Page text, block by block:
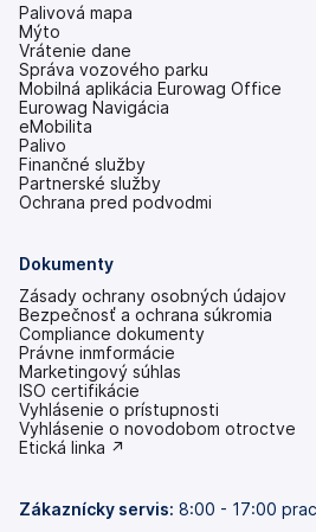
Palivová mapa
Mýto
Vrátenie dane
Správa vozového parku
Mobilná aplikácia Eurowag Office
Eurowag Navigácia
eMobilita
Palivo
Finančné služby
Partnerské služby
Ochrana pred podvodmi
Dokumenty
Zásady ochrany osobných údajov
Bezpečnosť a ochrana súkromia
Compliance dokumenty
Právne inmformácie
Marketingový súhlas
ISO certifikácie
Vyhlásenie o prístupnosti
(otvoriť
s
Vyhlásenie o novodobom otroctve
(otvoriť
kartou)
Etická linka ↗
Zákaznícky servis: 8:00 - 17:00